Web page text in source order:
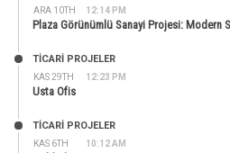
ARA 10TH 12:14 PM
Plaza Görünümlü Sanayi Projesi: Modern
KAS 29TH 12:23 PM
TİCARİ PROJELER
Usta Ofis
KAS 6TH 10:12 AM
TİCARİ PROJELER